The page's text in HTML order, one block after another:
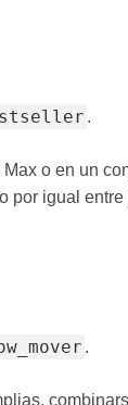
.
o en un
por igual
.